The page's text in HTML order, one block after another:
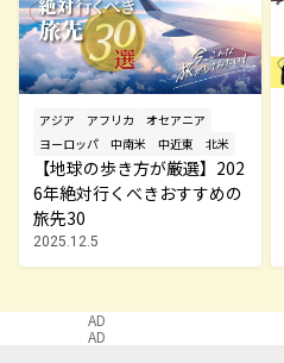
アジア アフリカ
オセアニア
ヨーロッパ
中南米 中近東 北米
【地球の歩き方が厳選】202
6年絶対行くべきおすすめの
旅先30
2025.12.5
AD
AD